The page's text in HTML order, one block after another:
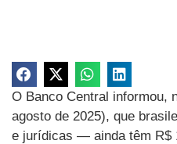
O Banco Central informou,
agosto de 2025), que
e jurídicas — ainda têm R$